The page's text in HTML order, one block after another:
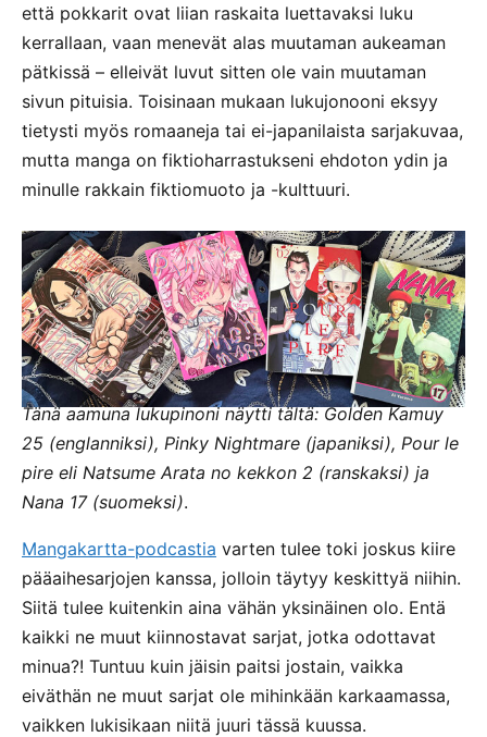
että pokkarit ovat liian raskaita luettavaksi luku
kerrallaan, vaan menevät alas muutaman aukeaman
pätkissä – elleivät luvut sitten ole vain muutaman
sivun pituisia. Toisinaan mukaan lukujonooni eksyy
tietysti myös romaaneja tai ei-japanilaista sarjakuvaa,
mutta manga on fiktioharrastukseni ehdoton ydin ja
minulle rakkain fiktiomuoto ja -kulttuuri.
Tänä aamuna lukupinoni näytti tältä: Golden Kamuy
25 (englanniksi), Pinky Nightmare (japaniksi), Pour le
pire eli Natsume Arata no kekkon 2 (ranskaksi) ja
Nana 17 (suomeksi).
Mangakartta-podcastia varten tulee toki joskus kiire
pääaihesarjojen kanssa, jolloin täytyy keskittyä niihin.
Siitä tulee kuitenkin aina vähän yksinäinen olo. Entä
kaikki ne muut kiinnostavat sarjat, jotka odottavat
minua?! Tuntuu kuin jäisin paitsi jostain, vaikka
eiväthän ne muut sarjat ole mihinkään karkaamassa,
vaikken lukisikaan niitä juuri tässä kuussa.